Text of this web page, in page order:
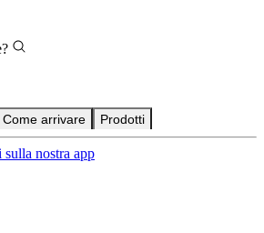
Come arrivare Prodotti
nostra app